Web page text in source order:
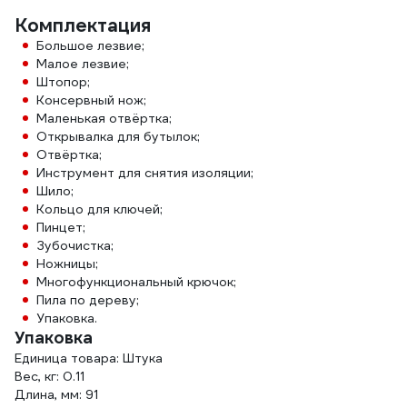
Комплектация
Большое лезвие;
Малое лезвие;
Штопор;
Консервный нож;
Маленькая отвёртка;
Открывалка для бутылок;
Отвёртка;
Инструмент для снятия изоляции;
Шило;
Кольцо для ключей;
Пинцет;
Зубочистка;
Ножницы;
Многофункциональный крючок;
Пила по дереву;
Упаковка.
Упаковка
Единица товара: Штука
Вес, кг: 0.11
Длина, мм: 91